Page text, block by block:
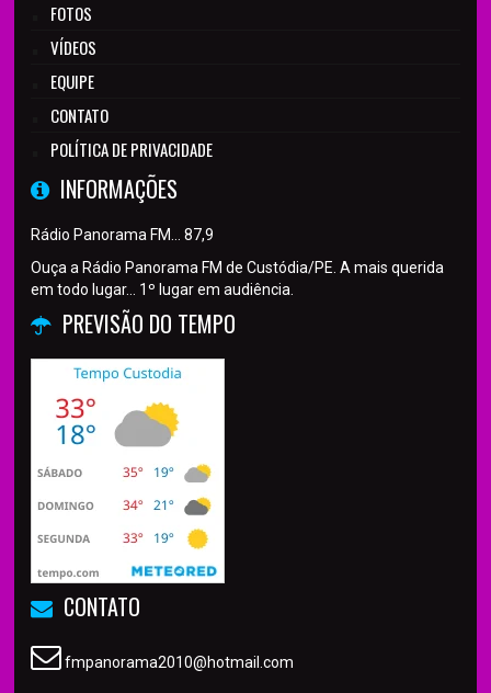
FOTOS
VÍDEOS
EQUIPE
CONTATO
POLÍTICA DE PRIVACIDADE
INFORMAÇÕES
Rádio Panorama FM… 87,9
Ouça a Rádio Panorama FM de Custódia/PE. A mais querida
em todo lugar... 1º lugar em audiência.
PREVISÃO DO TEMPO
CONTATO
fmpanorama2010@hotmail.com